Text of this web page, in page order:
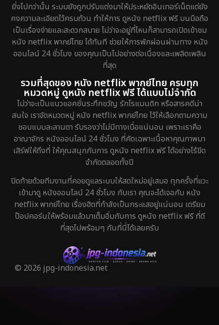
ยิ่งไปกว่านั้น ระบบยังถูกปรับแต่งมาให้ประหยัดอินเทอร์เน็ตแต่ยัง
คงความละเอียดไว้ครบถ้วน ทำให้การ ดูหนัง netflix ฟรี บนมือถือ
เป็นเรื่องง่ายและสะดวกสบาย ไม่ว่าจะอยู่ที่ไหนก็สามารถเปิดเข้าชม
หนัง netflix พากย์ไทย ได้ทันที ช่วยให้การพักผ่อนผ่านทาง หนัง
ออนไลน์ 24 ชั่วโมง ของคุณเป็นไปอย่างต่อเนื่องและเพลิดเพลิน
ที่สุด
รวมที่สุดของ หนัง netflix พากย์ไทย ครบทุก
หมวดหมู่ ดูหนัง netflix ฟรี ได้แบบไม่จำกัด
ไม่ว่าจะเป็นแนวแอคชั่นระทึกขวัญ รักโรแมนติก หรือสารคดีน่า
สนใจ เราจัดหมวดหมู่ หนัง netflix พากย์ไทย ไว้ให้เลือกตามความ
ชอบแบบละลานตา รับรองว่าไม่มีทางเบื่อแน่นอน เพราะเราคือ
อาณาจักร หนังออนไลน์ 24 ชั่วโมง ที่คัดเฉพาะเนื้อหาคุณภาพมา
เสิร์ฟให้ถึงที่ ให้คุณสนุกกับการ ดูหนัง netflix ฟรี ได้อย่างไร้ขีด
จำกัดตลอดทั้งปี
ปิดท้ายด้วยทีมงานที่คอยดูแลระบบให้สดใหม่อยู่เสมอ ทุกครั้งที่แวะ
เข้ามาดู หนังออนไลน์ 24 ชั่วโมง กับเรา คุณจะได้เจอกับ หนัง
netflix พากย์ไทย เรื่องฮิตที่กำลังเป็นกระแสอยู่แน่นอน เตรียม
ป๊อปคอร์นให้พร้อมแล้วมาเต็มอิ่มกับการ ดูหนัง netflix ฟรี ที่ดี
ที่สุดไปพร้อมๆ กันที่นี่ได้เลยครับ
© 2026 jpg-indonesia.net